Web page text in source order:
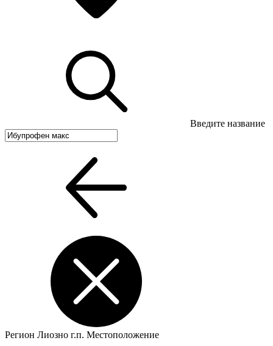
Введите название
Регион Лиозно г.п. Местоположение